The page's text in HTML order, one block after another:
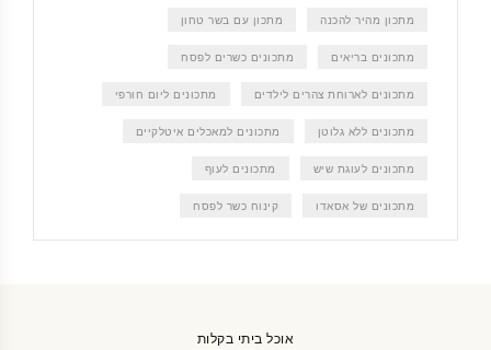
מתכון מהיר להכנה מתכון עם בשר טחון
מתכונים בריאים מתכונים כשרים לפסח
מתכונים לארוחת צהרים לילדים מתכונים ליום חורפי
מתכונים ללא גלוטן מתכונים למאכלים איטלקיים
מתכונים לעוגת שיש מתכונים לעוף
מתכונים של אסאדו קינוח כשר לפסח
אוכל ביתי בקלות